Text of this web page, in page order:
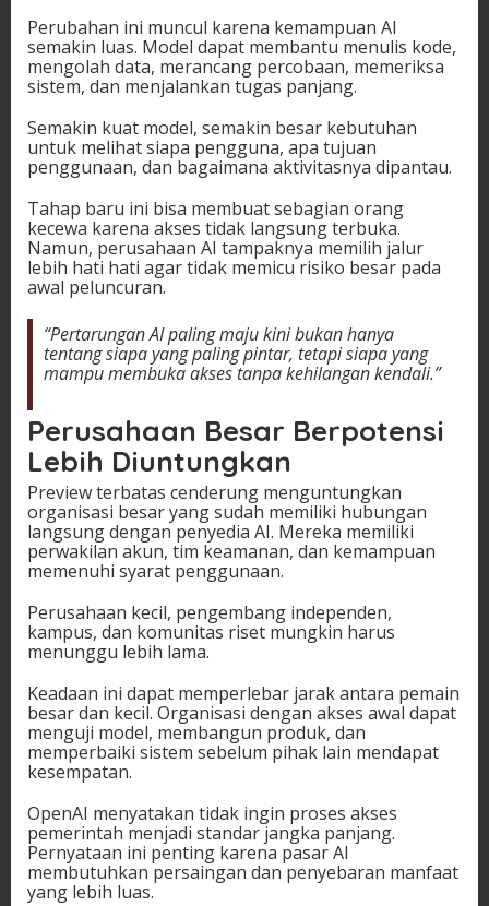
Perubahan ini muncul karena kemampuan AI
semakin luas. Model dapat membantu menulis kode,
mengolah data, merancang percobaan, memeriksa
sistem, dan menjalankan tugas panjang.
Semakin kuat model, semakin besar kebutuhan
untuk melihat siapa pengguna, apa tujuan
penggunaan, dan bagaimana aktivitasnya dipantau.
Tahap baru ini bisa membuat sebagian orang
kecewa karena akses tidak langsung terbuka.
Namun, perusahaan AI tampaknya memilih jalur
lebih hati hati agar tidak memicu risiko besar pada
awal peluncuran.
“Pertarungan AI paling maju kini bukan hanya
tentang siapa yang paling pintar, tetapi siapa yang
mampu membuka akses tanpa kehilangan kendali.”
Perusahaan Besar Berpotensi
Lebih Diuntungkan
Preview terbatas cenderung menguntungkan
organisasi besar yang sudah memiliki hubungan
langsung dengan penyedia AI. Mereka memiliki
perwakilan akun, tim keamanan, dan kemampuan
memenuhi syarat penggunaan.
Perusahaan kecil, pengembang independen,
kampus, dan komunitas riset mungkin harus
menunggu lebih lama.
Keadaan ini dapat memperlebar jarak antara pemain
besar dan kecil. Organisasi dengan akses awal dapat
menguji model, membangun produk, dan
memperbaiki sistem sebelum pihak lain mendapat
kesempatan.
OpenAI menyatakan tidak ingin proses akses
pemerintah menjadi standar jangka panjang.
Pernyataan ini penting karena pasar AI
membutuhkan persaingan dan penyebaran manfaat
yang lebih luas.